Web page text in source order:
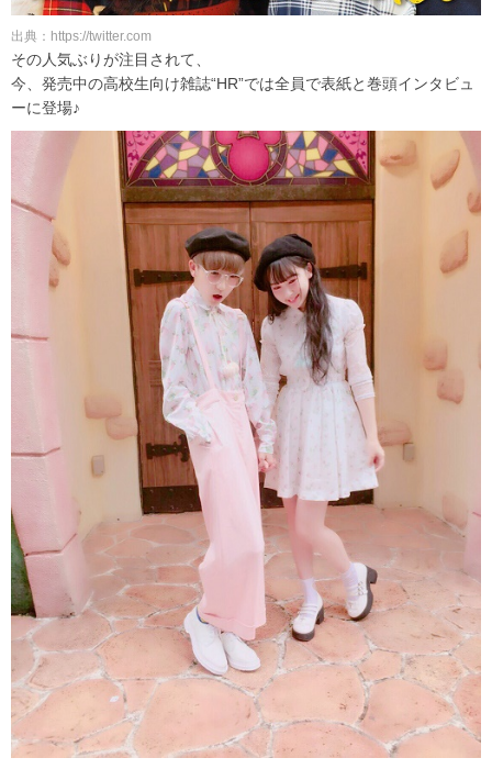
出典：https://twitter.com
その人気ぶりが注目されて、
今、発売中の高校生向け雑誌“HR”では全員で表紙と巻頭インタビュ
ーに登場♪